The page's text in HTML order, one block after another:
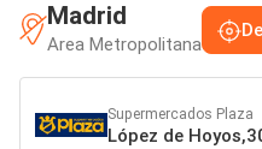
Madrid
Area Metropolitana
Supermercados Plaza
López de